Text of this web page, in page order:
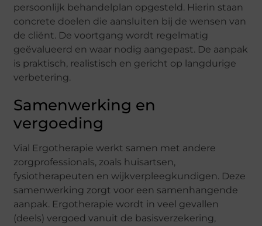
persoonlijk behandelplan opgesteld. Hierin staan
concrete doelen die aansluiten bij de wensen van
de cliënt. De voortgang wordt regelmatig
geëvalueerd en waar nodig aangepast. De aanpak
is praktisch, realistisch en gericht op langdurige
verbetering.
Samenwerking en
vergoeding
Vial Ergotherapie werkt samen met andere
zorgprofessionals, zoals huisartsen,
fysiotherapeuten en wijkverpleegkundigen. Deze
samenwerking zorgt voor een samenhangende
aanpak. Ergotherapie wordt in veel gevallen
(deels) vergoed vanuit de basisverzekering,